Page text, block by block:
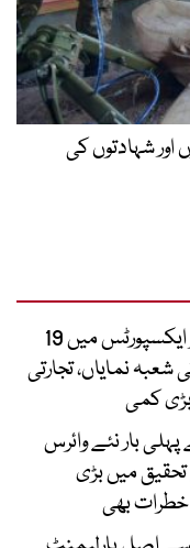
اور شہادتوں کی
پاکستان کی سروسز ایکسپورٹس میں 19
نمایاں، تجارتی
کمی
بار نئے وائرس
تحقیق میں بڑی
بھی